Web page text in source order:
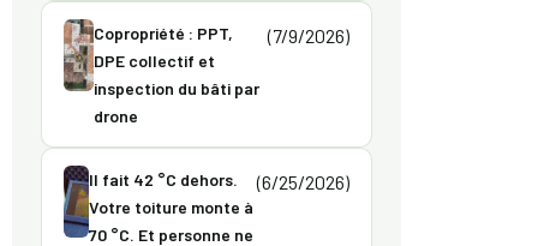
Copropriété : PPT,
DPE collectif et
inspection du bâti par
drone
(7/9/2026)
Il fait 42 °C dehors.
Votre toiture monte à
70 °C. Et personne ne
(6/25/2026)